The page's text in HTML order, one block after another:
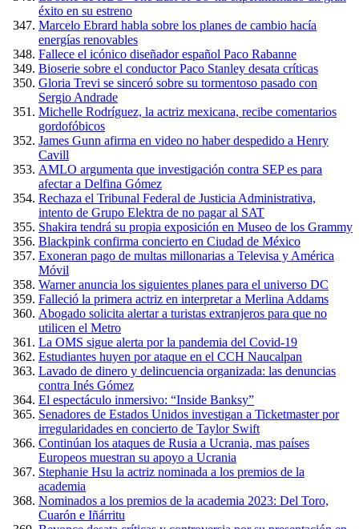
éxito en su estreno
Marcelo Ebrard habla sobre los planes de cambio hacía
energías renovables
Fallece el icónico diseñador español Paco Rabanne
Bioserie sobre el conductor Paco Stanley desata críticas
Gloria Trevi se sinceró sobre su tormentoso pasado con
Sergio Andrade
Michelle Rodríguez, la actriz mexicana, recibe comentarios
gordofóbicos
James Gunn afirma en video no haber despedido a Henry
Cavill
AMLO argumenta que investigación contra SEP es para
afectar a Delfina Gómez
Rechaza el Tribunal Federal de Justicia Administrativa,
intento de Grupo Elektra de no pagar al SAT
Shakira tendrá su propia exposición en Museo de los Grammy
Blackpink confirma concierto en Ciudad de México
Exoneran pago de multas millonarias a Televisa y América
Móvil
Warner anuncia los siguientes planes para el universo DC
Falleció la primera actriz en interpretar a Merlina Addams
Abogado solicita alertar a turistas extranjeros para que no
utilicen el Metro
La OMS sigue alerta por la pandemia del Covid-19
Estudiantes huyen por ataque en el CCH Naucalpan
Lavado de dinero y delincuencia organizada: las denuncias
contra Inés Gómez
El espectáculo inmersivo: “Inside Banksy”
Senadores de Estados Unidos investigan a Ticketmaster por
irregularidades en concierto de Taylor Swift
Continúan los ataques de Rusia a Ucrania, mas países
Europeos muestran su apoyo a Ucrania
Stephanie Hsu la actriz nominada a los premios de la
academia
Nominados a los premios de la academia 2023: Del Toro,
Cuarón e Iñárritu